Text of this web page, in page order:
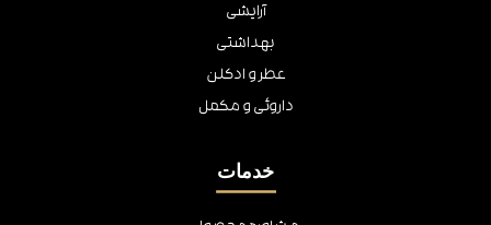
آرایشی
بهداشتی
عطر و ادکلن
داروئی و مکمل
خدمات